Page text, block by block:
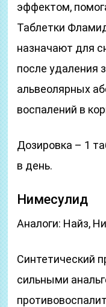
эффектом,
Таблетки
назначают для
после удаления
альвеолярных
воспалений в
Дозировка – 1
в день.
Нимесулид
Аналоги: Найз,
Синтетический
сильными